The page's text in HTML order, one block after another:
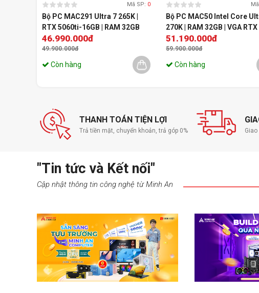
Mã SP: 0
Bộ PC MAC291 Ultra 7 265K |
RTX 5060ti-16GB | RAM 32GB
46.990.000đ
49.900.000đ
Còn hàng
Bộ PC MAC50 Intel Core
270K | RAM 32GB | VGA RTX
5060ti 16GB | SSD 500G
51.190.000đ
59.900.000đ
Còn hàng
THANH TOÁN TIỆN LỢI
Trả tiền mặt, chuyển khoản, trả góp 0%
"Tin tức và Kết nối"
Cập nhật thông tin công nghệ từ Minh An